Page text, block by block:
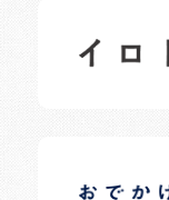
日常の様子など随
日常の様子など随